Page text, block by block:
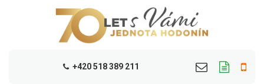
+420 518 389 211